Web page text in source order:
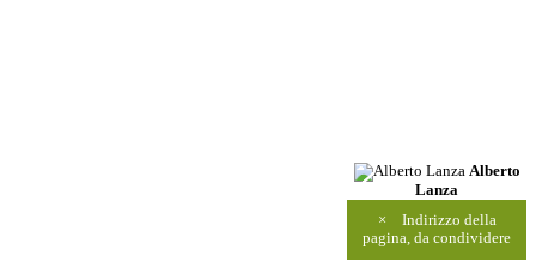
Alberto
Lanza
×
Indirizzo della
pagina, da condividere